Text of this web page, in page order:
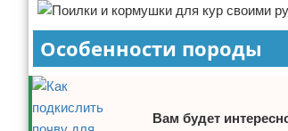
Особенности породы
Вам будет